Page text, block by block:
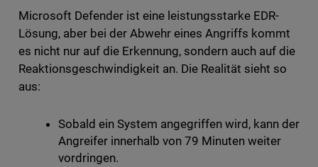
Microsoft Defender ist eine leistungsstarke EDR-
Lösung, aber bei der Abwehr eines Angriffs kommt
es nicht nur auf die Erkennung, sondern auch auf die
Reaktionsgeschwindigkeit an. Die Realität sieht so
aus:
Sobald ein System angegriffen wird, kann der
Angreifer innerhalb von 79 Minuten weiter
vordringen.